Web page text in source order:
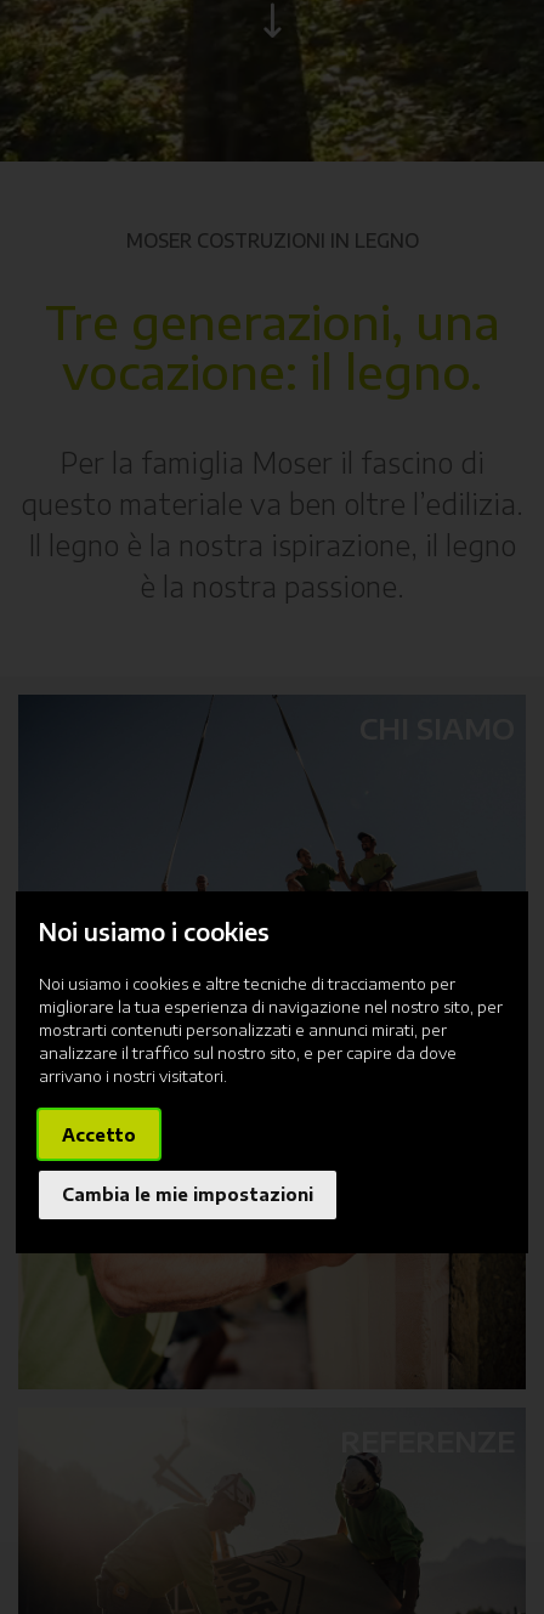
Noi usiamo i cookies
Noi usiamo i cookies e altre tecniche di tracciamento per
migliorare la tua esperienza di navigazione nel nostro sito, per
mostrarti contenuti personalizzati e annunci mirati, per
analizzare il traffico sul nostro sito, e per capire da dove
arrivano i nostri visitatori.
Accetto
Cambia le mie impostazioni
MOSER COSTRUZIONI IN LEGNO
Tre generazioni, una
vocazione: il legno.
Per la famiglia Moser il fascino di
questo materiale va ben oltre l’edilizia.
Il legno è la nostra ispirazione, il legno
è la nostra passione.